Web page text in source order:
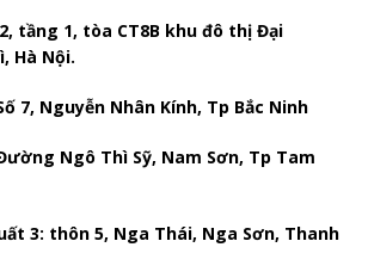
tầng 1, tòa CT8B khu đô thị Đại
Hà Nội.
7, Nguyễn Nhân Kính, Tp Bắc Ninh
Ngô Thì Sỹ, Nam Sơn, Tp Tam
3: thôn 5, Nga Thái, Nga Sơn, Thanh